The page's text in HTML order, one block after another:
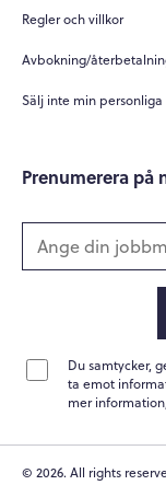
Regler och villkor
Avbokning/
Sälj inte min
Prenumerera på
Du samtycker,
ta emot
mer
© 2026. All rights